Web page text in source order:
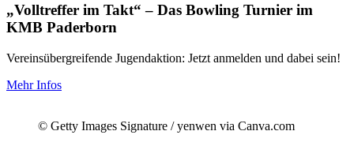
„Volltreffer im Takt“ – Das Bowling Turnier im
KMB Paderborn
Vereinsübergreifende Jugendaktion: Jetzt anmelden und dabei sein!
Mehr Infos
© Getty Images Signature / yenwen via Canva.com